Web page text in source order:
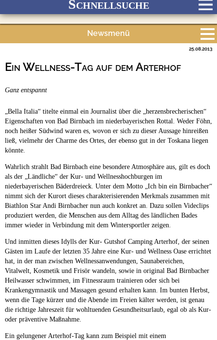
Schnellsuche
Stadtnah
Ganzjährig geöffnet
Newsmenü
Campingplätze
Touristik
Ein Wellness-Tag auf dem Arterhof
25.08.2013
Ganz entspannt
„Bella Italia“ titelte einmal ein Journalist über die „herzensbrecherischen“
Eigenschaften von Bad Birnbach im niederbayerischen Rottal. Weder Föhn,
noch heißer Südwind waren es, wovon er sich zu dieser Aussage hinreißen
ließ, vielmehr der Charme des Ortes, der ebenso gut in der Toskana liegen
könnte.
Wahrlich strahlt Bad Birnbach eine besondere Atmosphäre aus, gilt es doch
als der „Ländliche“ der Kur- und Wellnesshochburgen im
niederbayerischen Bäderdreieck. Unter dem Motto „Ich bin ein Birnbacher“
nimmt sich der Kurort dieses charakterisierenden Merkmals zusammen mit
Biathlon Star Andi Birnbacher nun auch konkret an. Dazu sollen Videclips
produziert werden, die Menschen aus dem Alltag des ländlichen Bades
immer wieder in Verbindung mit dem Wintersportler zeigen.
Und inmitten dieses Idylls der Kur- Gutshof Camping Arterhof, der seinen
Gästen im Laufe der letzten 35 Jahre eine Kur- und Wellness Oase errichtet
hat, in der man zwischen Wellnessanwendungen, Saunabereichen,
Vitalwelt, Kosmetik und Frisör wandeln, sowie in original Bad Birnbacher
Heilwasser schwimmen, im Fitnessraum trainieren oder sich bei
Krankengymnastik und Massagen gesund erhalten kann. Im bunten Herbst,
wenn die Tage kürzer und die Abende im Freien kälter werden, ist genau
die richtige Jahreszeit für wohltuenden Gesundheitsurlaub, egal ob als Kur-
oder präventive Maßnahme.
Ein gelungener Arterhof-Tag kann zum Beispiel mit einem